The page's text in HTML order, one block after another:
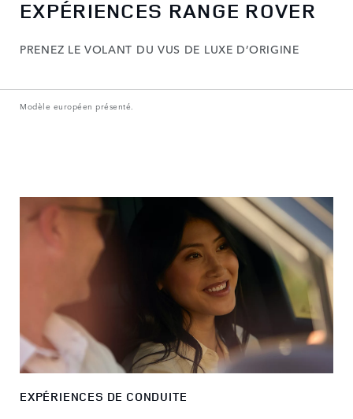
EXPÉRIENCES RANGE ROVER
PRENEZ LE VOLANT DU VUS DE LUXE D’ORIGINE
Modèle européen présenté.
EXPÉRIENCES DE CONDUITE